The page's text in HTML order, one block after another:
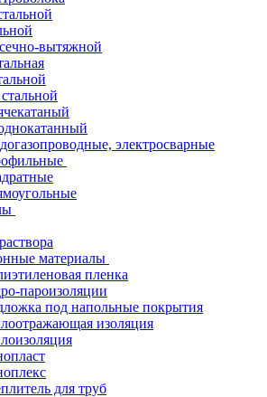
вытяжной
электросварные
материалы
пленка
пароизоляции
под напольные покрытия
изоляция
для труб